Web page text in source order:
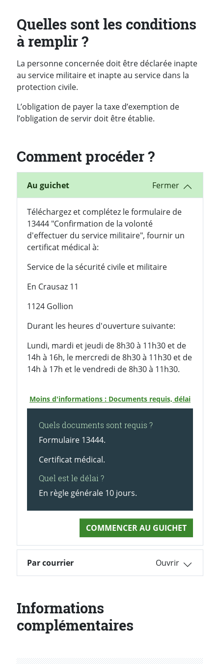
Quelles sont les conditions
à remplir ?
La personne concernée doit être déclarée inapte
au service militaire et inapte au service dans la
protection civile.
L’obligation de payer la taxe d’exemption de
l’obligation de servir doit être établie.
Comment procéder ?
Au guichet
Téléchargez et complétez le formulaire de
13444 "Confirmation de la volonté
d'effectuer du service militaire", fournir un
certificat médical à:
Service de la sécurité civile et militaire
En Crausaz 11
1124 Gollion
Durant les heures d'ouverture suivante:
Lundi, mardi et jeudi de 8h30 à 11h30 et de
14h à 16h, le mercredi de 8h30 à 11h30 et de
14h à 17h et le vendredi de 8h30 à 11h30.
Moins d'informations : Documents requis, délai
Quels documents sont requis ?
Formulaire 13444.
Certificat médical.
Quel est le délai ?
En règle générale 10 jours.
COMMENCER AU GUICHET
Par courrier
Informations
complémentaires